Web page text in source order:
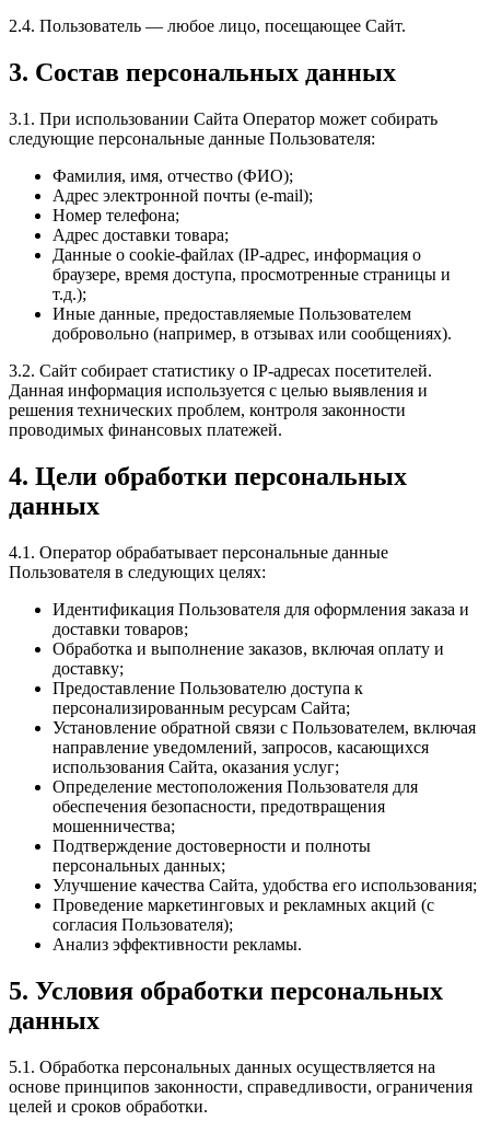
2.4. Пользователь — любое лицо, посещающее Сайт.
3. Состав персональных данных
3.1. При использовании Сайта Оператор может собирать
следующие персональные данные Пользователя:
Фамилия, имя, отчество (ФИО);
Адрес электронной почты (e-mail);
Номер телефона;
Адрес доставки товара;
Данные о cookie-файлах (IP-адрес, информация о
браузере, время доступа, просмотренные страницы и
т.д.);
Иные данные, предоставляемые Пользователем
добровольно (например, в отзывах или сообщениях).
3.2. Сайт собирает статистику о IP-адресах посетителей.
Данная информация используется с целью выявления и
решения технических проблем, контроля законности
проводимых финансовых платежей.
4. Цели обработки персональных
данных
4.1. Оператор обрабатывает персональные данные
Пользователя в следующих целях:
Идентификация Пользователя для оформления заказа и
доставки товаров;
Обработка и выполнение заказов, включая оплату и
доставку;
Предоставление Пользователю доступа к
персонализированным ресурсам Сайта;
Установление обратной связи с Пользователем, включая
направление уведомлений, запросов, касающихся
использования Сайта, оказания услуг;
Определение местоположения Пользователя для
обеспечения безопасности, предотвращения
мошенничества;
Подтверждение достоверности и полноты
персональных данных;
Улучшение качества Сайта, удобства его использования;
Проведение маркетинговых и рекламных акций (с
согласия Пользователя);
Анализ эффективности рекламы.
5. Условия обработки персональных
данных
5.1. Обработка персональных данных осуществляется на
основе принципов законности, справедливости, ограничения
целей и сроков обработки.